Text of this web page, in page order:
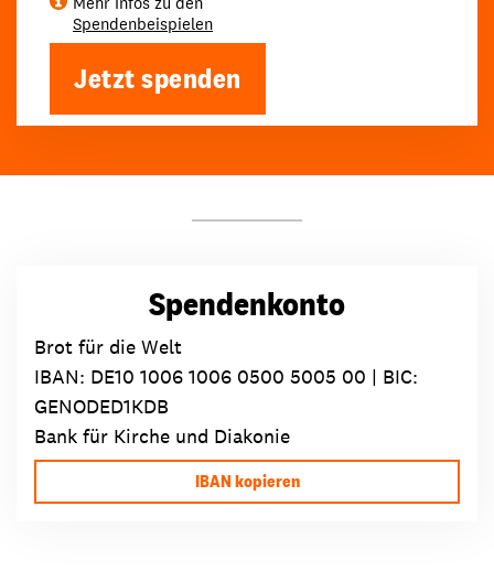
Spendenbeispielen
Jetzt spenden
Spendenkonto
Brot für die Welt
IBAN: DE10 1006 1006 0500 5005 00 | BIC:
GENODED1KDB
Bank für Kirche und Diakonie
IBAN kopieren